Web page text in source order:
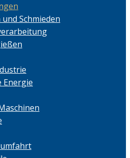
Schmieden
Energie